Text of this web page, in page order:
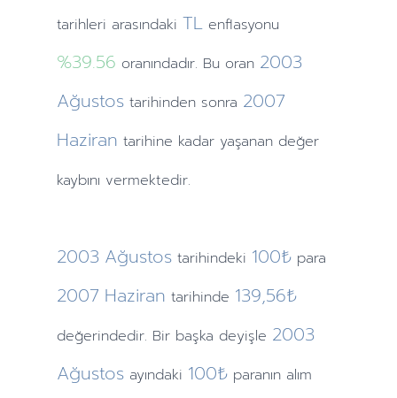
tarihleri arasındaki TLenflasyonu
%39.56 oranındadır. Bu oran 2003
Ağustos tarihindensonra 2007
Haziran tarihine kadar yaşanan değer
kaybını vermektedir.
2003 Ağustos tarihindeki 100₺ para
2007 Haziran tarihinde 139,56₺
değerindedir. Bir başka deyişle 2003
Ağustos ayındaki 100₺ paranın alım